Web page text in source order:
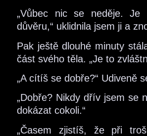
„Vůbec nic se neděje.
důvěru,“ uklidnila jsem ji a
Pak ještě dlouhé minuty
část svého těla. „Je to
„A cítíš se dobře?“ Udiveně
„Dobře? Nikdy dřív jsem se
dokázat cokoli.“
„Časem zjistíš, že při